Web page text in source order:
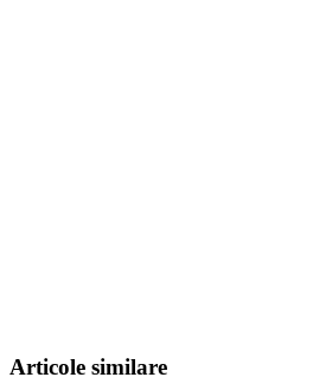
Articole similare